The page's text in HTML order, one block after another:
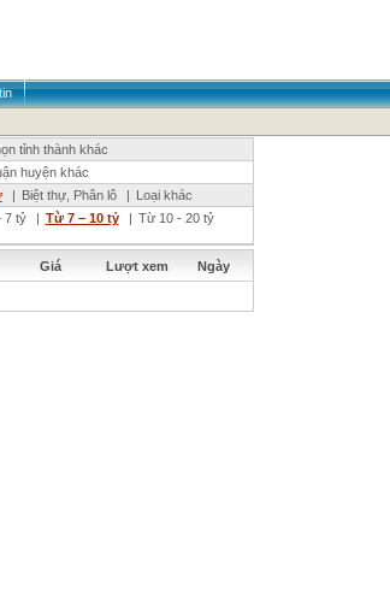
tỉnh thành khác
huyện khác
| Biệt thự, Phân lô | Loại khác
7 tỷ | Từ 7 – 10 tỷ | Từ 10 - 20 tỷ
Giá Lượt xem Ngày